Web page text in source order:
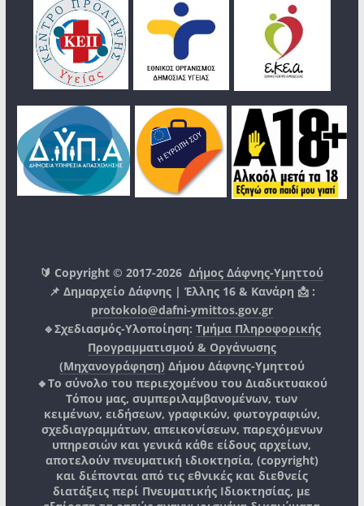
🔰 Copyright © 2017-2026Δήμος Δάφνης-Υμηττού
📌 Δημαρχείο Δάφνης | Έλλης 16 & Κανάρη 📩 :
protokolo@dafni-ymittos.gov.gr
🔹Σχεδιασμός-Υλοποίηση: Τμήμα Πληροφορικής
Προγραμματισμού & Οργάνωσης
(Μηχανογράφηση) Δήμου Δάφνης-Υμηττού
🔸Το σύνολο του περιεχομένου του Διαδικτυακού
Τόπου μας, συμπεριλαμβανομένων, των
κειμένων, ειδήσεων, γραφικών, φωτογραφιών,
σχεδιαγραμμάτων, απεικονίσεων, παρεχόμενων
υπηρεσιών και γενικά κάθε είδους αρχείων,
αποτελούν πνευματική ιδιοκτησία, (copyright)
και διέπονται από τις εθνικές και διεθνείς
διατάξεις περί Πνευματικής Ιδιοκτησίας, με